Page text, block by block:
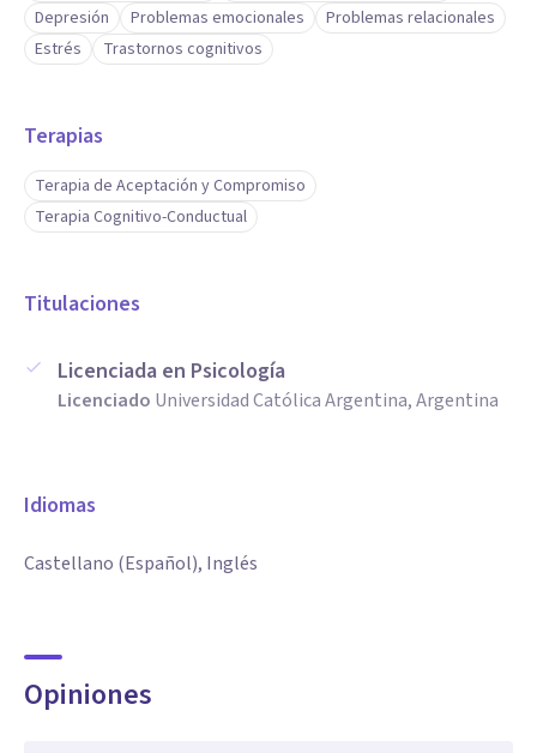
Depresión
Problemas emocionales
Problemas relacionales
Estrés
Trastornos cognitivos
Terapias
Terapia de Aceptación y Compromiso
Terapia Cognitivo-Conductual
Titulaciones
Licenciada en Psicología
Licenciado Universidad Católica Argentina, Argentina
Idiomas
Castellano (Español), Inglés
Opiniones